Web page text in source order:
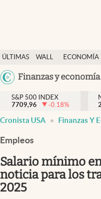
ÚLTIMAS
NOTICIAS
WALL
DÓLAR
ECONOMÍA
Finanzas y economía
Finanzas y economía
Wall Street y dólar
Inmigración
Espiritual
Streaming
S&P 500 INDEX
7709,96
-0.18%
Cronista USA Finanzas Y
Empleos
Salario mínimo
noticia para los
2025